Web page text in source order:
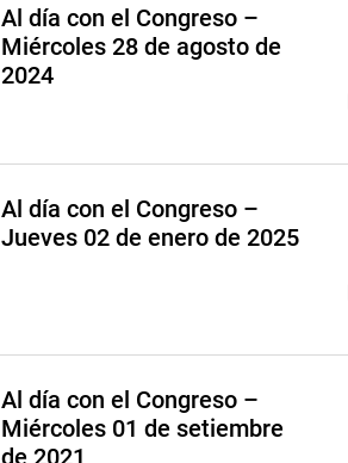
Al día con el Congreso –
Miércoles 28 de agosto de
2024
Al día con el Congreso –
Jueves 02 de enero de 2025
Al día con el Congreso –
Miércoles 01 de setiembre
de 2021